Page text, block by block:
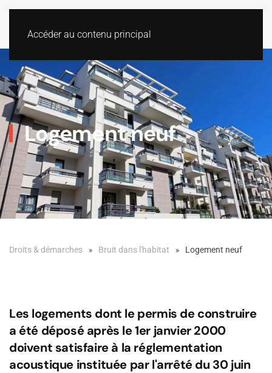
Accéder au contenu principal
Logement neuf
Droits & démarches Bruit dans l'habitat Logement neuf
Les logements dont le permis de construire
a été déposé après le 1er janvier 2000
doivent satisfaire à la réglementation
acoustique instituée par l'arrêté du 30 juin